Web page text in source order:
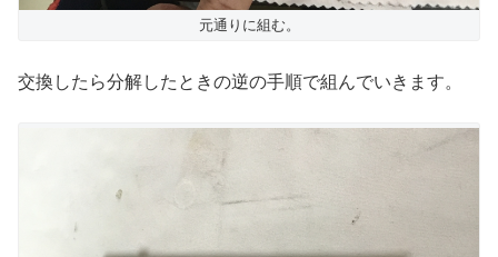
元通りに組む。
交換したら分解したときの逆の手順で組んでいきます。